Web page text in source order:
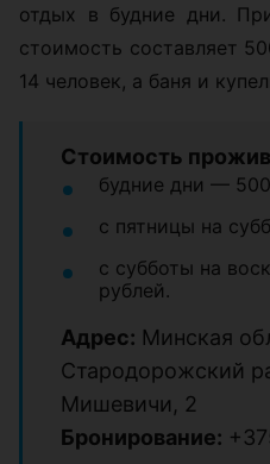
отдых в будние дни.
стоимость составляет
14 человек, а баня и
Стоимость
будние дни —
с пятницы на
с субботы на
рублей.
Адрес: Минская
Стародорожский
Мишевичи, 2
Бронирование: